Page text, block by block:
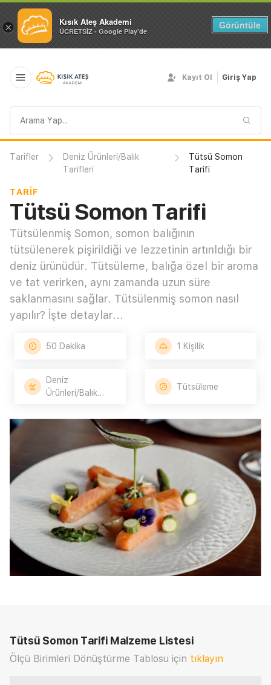
× Kısık Ateş Akademi
ÜCRETSİZ - Google Play'de
Görüntüle
sorgusu
Kayıt Ol Giriş Yap
Tarifler
Deniz Ürünleri/Balık
Tarifleri
Tütsü Somon
Tarifi
TARIF
Tütsü Somon Tarifi
Tütsülenmiş Somon, somon balığının
tütsülenerek pişirildiği ve lezzetinin artırıldığı bir
deniz ürünüdür. Tütsüleme, balığa özel bir aroma
ve tat verirken, aynı zamanda uzun süre
saklanmasını sağlar. Tütsülenmiş somon nasıl
yapılır? İşte detaylar...
50 Dakika 1 Kişilik
Deniz
Ürünleri/Balık
Tütsüleme
Tütsü Somon Tarifi Malzeme Listesi
Ölçü Birimleri Dönüştürme Tablosu için tıklayın